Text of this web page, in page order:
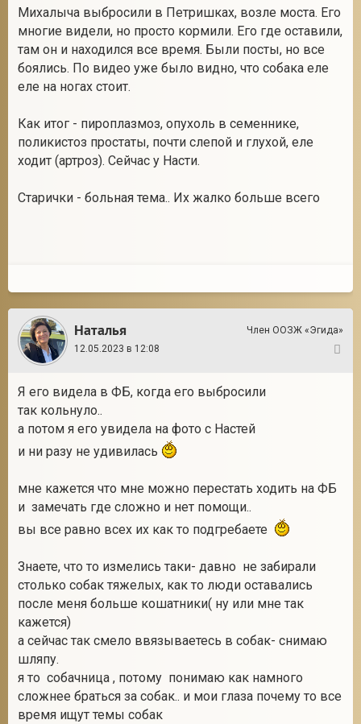
Михалыча выбросили в Петришках, возле моста. Его
многие видели, но просто кормили. Его где оставили,
там он и находился все время. Были посты, но все
боялись. По видео уже было видно, что собака еле
еле на ногах стоит.
Как итог - пироплазмоз, опухоль в семеннике,
поликистоз простаты, почти слепой и глухой, еле
ходит (артроз). Сейчас у Насти.
Старички - больная тема.. Их жалко больше всего
Наталья
Член ООЗЖ «Эгида»
12.05.2023 в 12:08
Я его видела в ФБ, когда его выбросили
так кольнуло..
а потом я его увидела на фото с Настей
и ни разу не удивилась
мне кажется что мне можно перестать ходить на ФБ
и замечать где сложно и нет помощи..
вы все равно всех их как то подгребаете
Знаете, что то измелись таки- давно не забирали
столько собак тяжелых, как то люди оставались
после меня больше кошатники( ну или мне так
кажется)
а сейчас так смело ввязываетесь в собак- снимаю
шляпу.
я то собачница , потому понимаю как намного
сложнее браться за собак.. и мои глаза почему то все
время ищут темы собак